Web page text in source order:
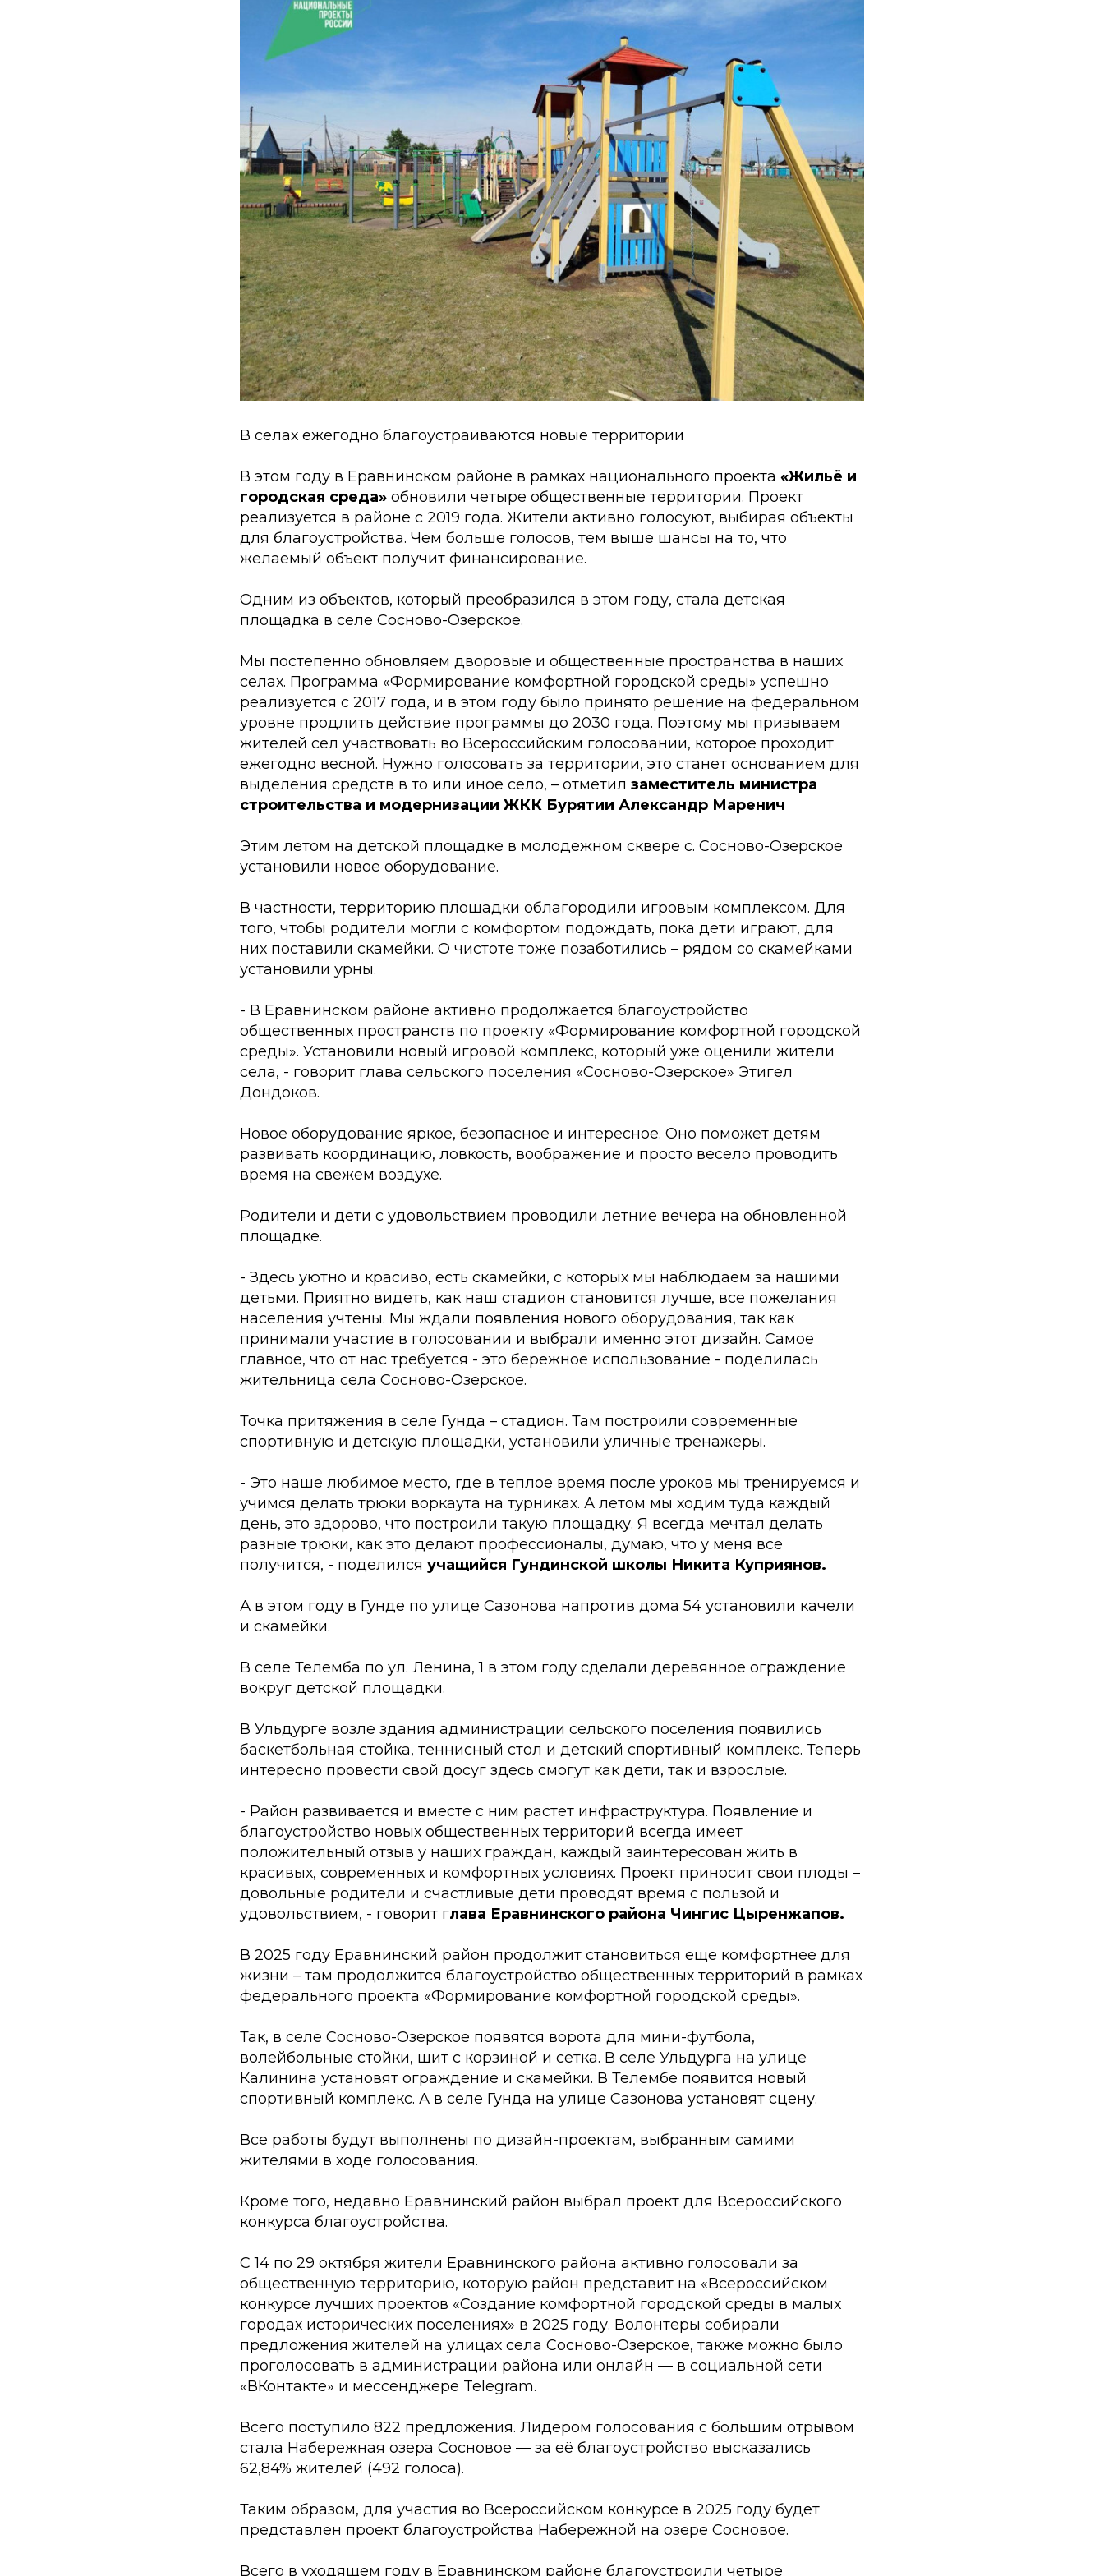
В селах ежегодно благоустраиваются новые территории
В этом году в Еравнинском районе в рамках национального проекта «Жильё и
городская среда» обновили четыре общественные территории. Проект
реализуется в районе с 2019 года. Жители активно голосуют, выбирая объекты
для благоустройства. Чем больше голосов, тем выше шансы на то, что
желаемый объект получит финансирование.
Одним из объектов, который преобразился в этом году, стала детская
площадка в селе Сосново-Озерское.
Мы постепенно обновляем дворовые и общественные пространства в наших
селах. Программа «Формирование комфортной городской среды» успешно
реализуется с 2017 года, и в этом году было принято решение на федеральном
уровне продлить действие программы до 2030 года. Поэтому мы призываем
жителей сел участвовать во Всероссийским голосовании, которое проходит
ежегодно весной. Нужно голосовать за территории, это станет основанием для
выделения средств в то или иное село, – отметил заместитель министра
строительства и модернизации ЖКК Бурятии Александр Маренич
Этим летом на детской площадке в молодежном сквере с. Сосново-Озерское
установили новое оборудование.
В частности, территорию площадки облагородили игровым комплексом. Для
того, чтобы родители могли с комфортом подождать, пока дети играют, для
них поставили скамейки. О чистоте тоже позаботились – рядом со скамейками
установили урны.
- В Еравнинском районе активно продолжается благоустройство
общественных пространств по проекту «Формирование комфортной городской
среды». Установили новый игровой комплекс, который уже оценили жители
села, - говорит глава сельского поселения «Сосново-Озерское» Этигел
Дондоков.
Новое оборудование яркое, безопасное и интересное. Оно поможет детям
развивать координацию, ловкость, воображение и просто весело проводить
время на свежем воздухе.
Родители и дети с удовольствием проводили летние вечера на обновленной
площадке.
- Здесь уютно и красиво, есть скамейки, с которых мы наблюдаем за нашими
детьми. Приятно видеть, как наш стадион становится лучше, все пожелания
населения учтены. Мы ждали появления нового оборудования, так как
принимали участие в голосовании и выбрали именно этот дизайн. Самое
главное, что от нас требуется - это бережное использование - поделилась
жительница села Сосново-Озерское.
Точка притяжения в селе Гунда – стадион. Там построили современные
спортивную и детскую площадки, установили уличные тренажеры.
- Это наше любимое место, где в теплое время после уроков мы тренируемся и
учимся делать трюки воркаута на турниках. А летом мы ходим туда каждый
день, это здорово, что построили такую площадку. Я всегда мечтал делать
разные трюки, как это делают профессионалы, думаю, что у меня все
получится, - поделился учащийся Гундинской школы Никита Куприянов.
А в этом году в Гунде по улице Сазонова напротив дома 54 установили качели
и скамейки.
В селе Телемба по ул. Ленина, 1 в этом году сделали деревянное ограждение
вокруг детской площадки.
В Ульдурге возле здания администрации сельского поселения появились
баскетбольная стойка, теннисный стол и детский спортивный комплекс. Теперь
интересно провести свой досуг здесь смогут как дети, так и взрослые.
- Район развивается и вместе с ним растет инфраструктура. Появление и
благоустройство новых общественных территорий всегда имеет
положительный отзыв у наших граждан, каждый заинтересован жить в
красивых, современных и комфортных условиях. Проект приносит свои плоды –
довольные родители и счастливые дети проводят время с пользой и
удовольствием, - говорит глава Еравнинского района Чингис Цыренжапов.
В 2025 году Еравнинский район продолжит становиться еще комфортнее для
жизни – там продолжится благоустройство общественных территорий в рамках
федерального проекта «Формирование комфортной городской среды».
Так, в селе Сосново-Озерское появятся ворота для мини-футбола,
волейбольные стойки, щит с корзиной и сетка. В селе Ульдурга на улице
Калинина установят ограждение и скамейки. В Телембе появится новый
спортивный комплекс. А в селе Гунда на улице Сазонова установят сцену.
Все работы будут выполнены по дизайн-проектам, выбранным самими
жителями в ходе голосования.
Кроме того, недавно Еравнинский район выбрал проект для Всероссийского
конкурса благоустройства.
С 14 по 29 октября жители Еравнинского района активно голосовали за
общественную территорию, которую район представит на «Всероссийском
конкурсе лучших проектов «Создание комфортной городской среды в малых
городах исторических поселениях» в 2025 году. Волонтеры собирали
предложения жителей на улицах села Сосново-Озерское, также можно было
проголосовать в администрации района или онлайн — в социальной сети
«ВКонтакте» и мессенджере Telegram.
Всего поступило 822 предложения. Лидером голосования с большим отрывом
стала Набережная озера Сосновое — за её благоустройство высказались
62,84% жителей (492 голоса).
Таким образом, для участия во Всероссийском конкурсе в 2025 году будет
представлен проект благоустройства Набережной на озере Сосновое.
Всего в уходящем году в Еравнинском районе благоустроили четыре